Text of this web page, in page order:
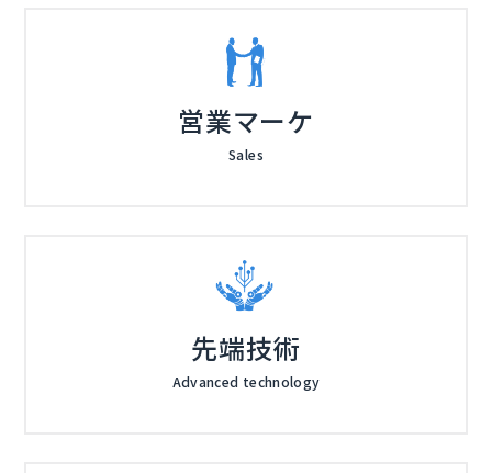
営業マーケ
Sales
先端技術
Advanced technology